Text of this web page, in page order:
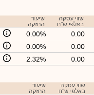
שווי עסקה
באלפי ש"ח
שיעור
החזקה
0.00
0.00%
0.00
0.00%
0.00
2.32%
שווי עסקה
באלפי ש"ח
שיעור
החזקה